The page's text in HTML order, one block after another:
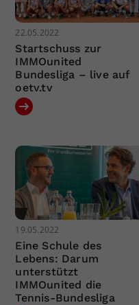
22.05.2022
Startschuss zur
IMMOunited
Bundesliga – live auf
oetv.tv
19.05.2022
Eine Schule des
Lebens: Darum
unterstützt
IMMOunited die
Tennis-Bundesliga